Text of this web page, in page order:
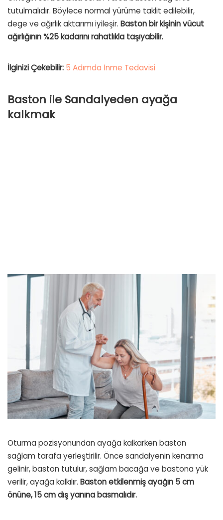
tutulmalıdır. Böylece normal yürüme taklit edilebilir,
dege ve ağırlık aktarımı iyileşir. Baston bir kişinin vücut
ağırlığının %25 kadarını rahatlıkla taşıyabilir.
İlginizi Çekebilir: 5 Adımda İnme Tedavisi
Baston ile Sandalyeden ayağa
kalkmak
Oturma pozisyonundan ayağa kalkarken baston
sağlam tarafa yerleştirilir. Önce sandalyenin kenarına
gelinir, baston tutulur, sağlam bacağa ve bastona yük
verilir, ayağa kalkılır. Baston etkilenmiş ayağın 5 cm
önüne, 15 cm dış yanına basmalıdır.